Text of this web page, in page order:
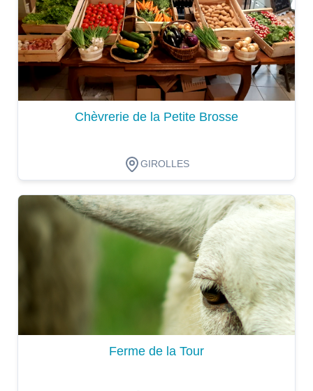
critères
Chèvrerie de la Petite Brosse
GIROLLES
Dégustation
Ferme de la Tour